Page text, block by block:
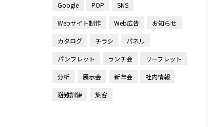
Google POP SNS
Webサイト制作 Web広告 お知らせ
カタログ チラシ パネル
パンフレット ランチ会 リーフレット
分析 展示会 新年会 社内情報
避難訓練 集客